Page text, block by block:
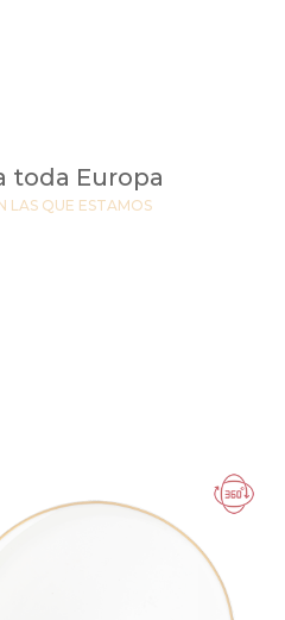
toda Europa
LAS QUE ESTAMOS